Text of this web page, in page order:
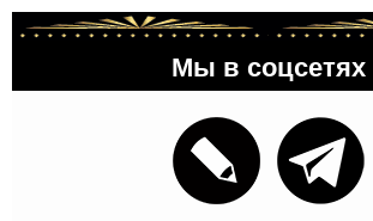
Мы в соцсетях